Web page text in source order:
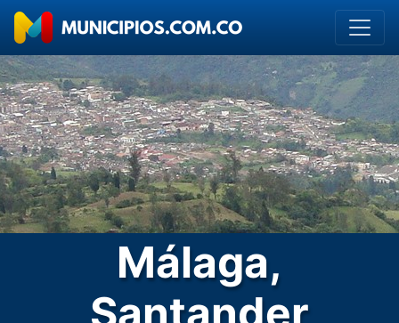
Málaga,